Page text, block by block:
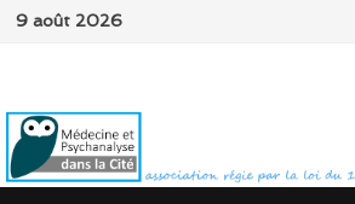
Passer
9 août 2026